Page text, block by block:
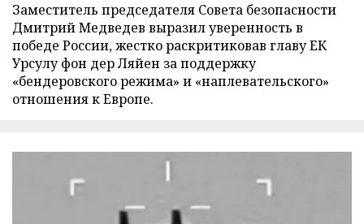
Заместитель председателя Совета безопасности
Дмитрий Медведев выразил уверенность в
победе России, жестко раскритиковав главу ЕК
Урсулу фон дер Ляйен за поддержку
«бендеровского режима» и «наплевательского»
отношения к Европе.